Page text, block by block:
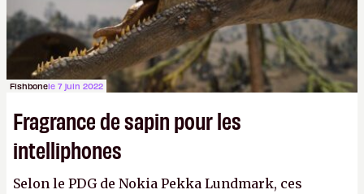
Fishbonele 7 juin 2022
Fragrance de sapin pour les
intelliphones
Selon le PDG de Nokia Pekka Lundmark, ces